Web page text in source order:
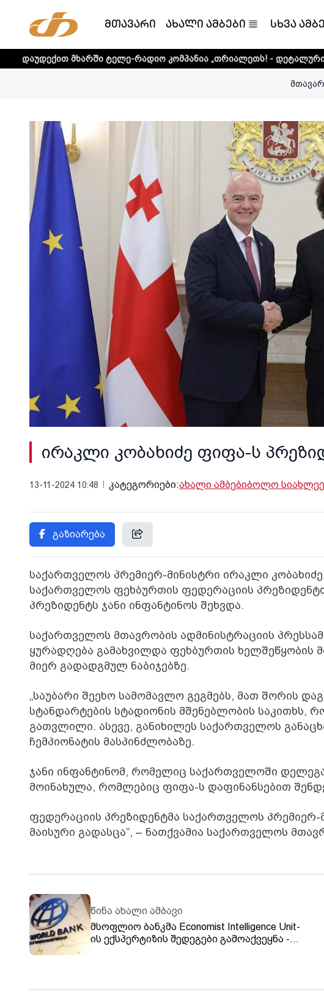
მთავარი ახალი ამბები სხვა
მხარში ტელე-რადიო კომპანია „თრიალეთს! - დეტალური
ირაკლი კობახიძე ფიფა-ს
13-11-2024 10:48 კატეგორიები:ახალი ამბებიბოლო
გაზიარება
საქართველოს პრემიერ-მინისტრი ირაკლი
საქართველოს ფეხბურთის ფედერაციის
პრეზიდენტს ჯანი ინფანტინოს შეხვდა.
საქართველოს მთავრობის ადმინისტრაციის
ყურადღება გამახვილდა ფეხბურთის
მიერ გადადგმულ ნაბიჯებზე.
„საუბარი შეეხო სამომავლო გეგმებს, მათ შორის
სტანდარტების სტადიონის მშენებლობის საკითხს,
გათვლილი. ასევე, განიხილეს საქართველოს
ჩემპიონატის მასპინძლობაზე.
ჯანი ინფანტინომ, რომელიც საქართველოში
მოინახულა, რომლებიც ფიფა-ს დაფინანსებით
ფედერაციის პრეზიდენტმა საქართველოს
მაისური გადასცა“, – ნათქვამია საქართველოს
წინა ახალი ამბავი
მსოფლიო ბანკმა Economist Intelligence Unit-
ის ექსპერტიზის შედეგები გამოაქვეყნა -
11 - წლიანი გაუმჯობესებით კი